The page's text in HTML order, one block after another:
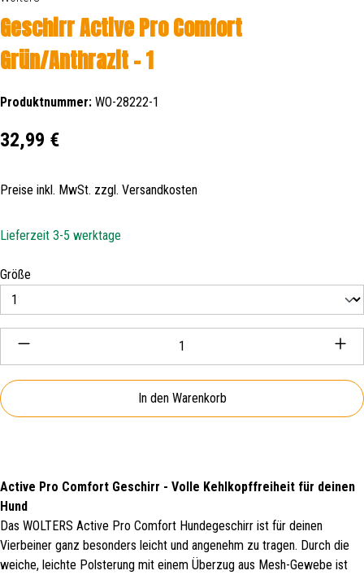
Geschirr Active Pro Comfort
Grün/Anthrazit - 1
Produktnummer: WO-28222-1
Regulärer Preis:
32,99 €
Preise inkl. MwSt. zzgl. Versandkosten
Lieferzeit 3-5 werktage
Größe
Produkt Anzahl: Gib den gewünschten Wert ein oder
In den Warenkorb
Active Pro Comfort Geschirr - Volle Kehlkopffreiheit für deinen
Hund
Das WOLTERS Active Pro Comfort Hundegeschirr ist für deinen
Vierbeiner ganz besonders leicht und angenehm zu tragen. Durch die
weiche, leichte Polsterung mit einem Überzug aus Mesh-Gewebe ist